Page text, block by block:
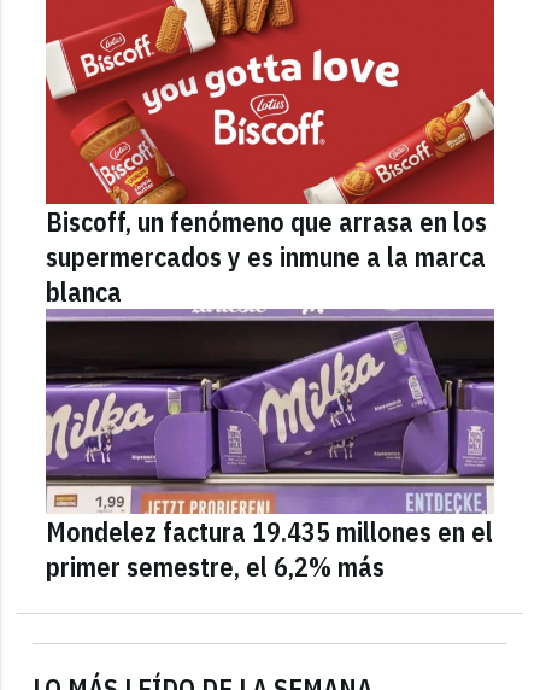
Biscoff, un fenómeno que arrasa en los
supermercados y es inmune a la marca
blanca
Mondelez factura 19.435 millones en el
primer semestre, el 6,2% más